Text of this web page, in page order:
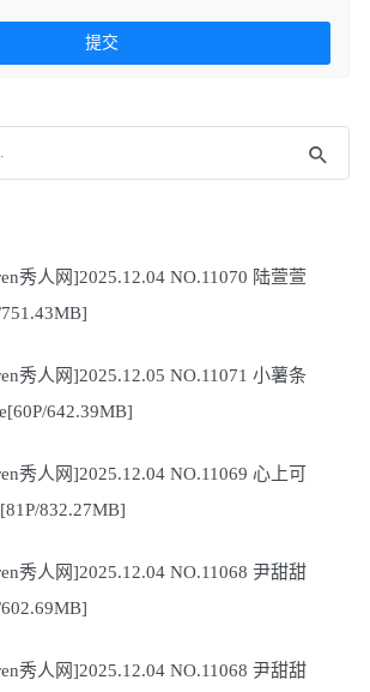
秀人网]2025.12.04 NO.11070 陆萱萱
秀人网]2025.12.05 NO.11071 小薯条
642.39MB]
秀人网]2025.12.04 NO.11069 心上可
832.27MB]
秀人网]2025.12.04 NO.11068 尹甜甜
秀人网]2025.12.04 NO.11068 尹甜甜